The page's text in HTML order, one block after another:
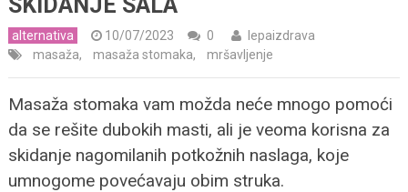
alternativa 10/07/2023 0
lepaizdrava
masaža, masaža stomaka, mršavljenje
Masaža stomaka vam možda neće mnogo pomoći
da se rešite dubokih masti, ali je veoma korisna za
skidanje nagomilanih potkožnih naslaga, koje
umnogome povećavaju obim struka.